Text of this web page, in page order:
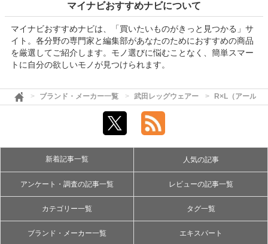
マイナビおすすめナビについて
マイナビおすすめナビは、「買いたいものがきっと見つかる」サ
イト。各分野の専門家と編集部があなたのためにおすすめの商品
を厳選してご紹介します。モノ選びに悩むことなく、簡単スマー
トに自分の欲しいモノが見つけられます。
ブランド・メーカー一覧 武田レッグウェアー R×L（アールエ
新着記事一覧 人気の記事
アンケート・調査の記事一覧 レビューの記事一覧
カテゴリー一覧 タグ一覧
ブランド・メーカー一覧 エキスパート